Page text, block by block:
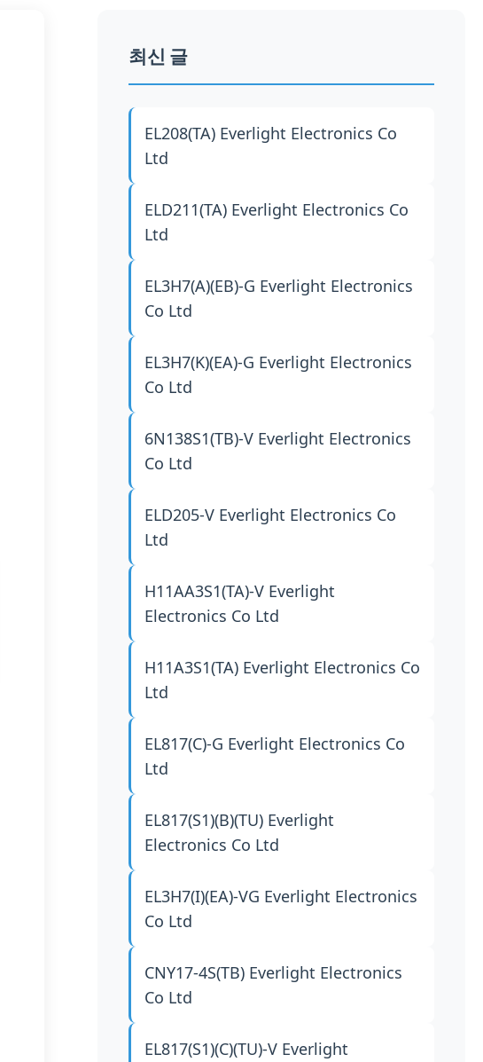
최신 글
EL208(TA) Everlight Electronics Co
Ltd
ELD211(TA) Everlight Electronics Co
Ltd
EL3H7(A)(EB)-G Everlight Electronics
Co Ltd
EL3H7(K)(EA)-G Everlight Electronics
Co Ltd
6N138S1(TB)-V Everlight Electronics
Co Ltd
ELD205-V Everlight Electronics Co
Ltd
H11AA3S1(TA)-V Everlight
Electronics Co Ltd
H11A3S1(TA) Everlight Electronics Co
Ltd
EL817(C)-G Everlight Electronics Co
Ltd
EL817(S1)(B)(TU) Everlight
Electronics Co Ltd
EL3H7(I)(EA)-VG Everlight Electronics
Co Ltd
CNY17-4S(TB) Everlight Electronics
Co Ltd
EL817(S1)(C)(TU)-V Everlight